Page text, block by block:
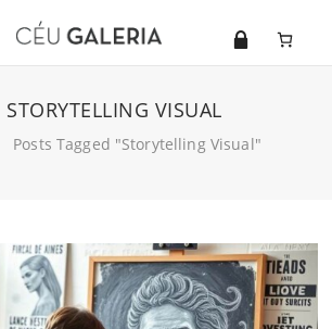
STORYTELLING VISUAL
Posts Tagged "storytelling Visual"